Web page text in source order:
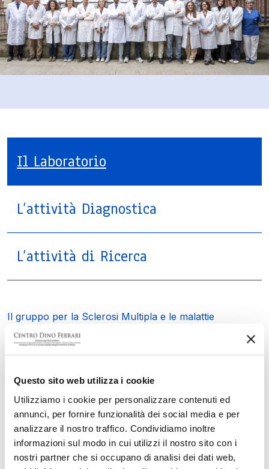
Questo sito web utilizza i cookie
Utilizziamo i cookie per personalizzare contenuti ed
annunci, per fornire funzionalità dei social media e per
analizzare il nostro traffico. Condividiamo inoltre
informazioni sul modo in cui utilizzi il nostro sito con i
nostri partner che si occupano di analisi dei dati web,
Il Laboratorio
L’attività Diagnostica
L’attività di Ricerca
Il gruppo per la Sclerosi Multipla e le malattie
demielinizzanti, attivo dal 1995 presso il
Ferraridell’Università degli Studi di Milano e dell’IRCCS
della diagnosi genetica e molecolare e dello studio dei
meccanismi patogenetici della SM. Con un approccio
integrato tra ricerca e clinica, il laboratorio studia i
fattori genetici, epigenetici e immunologici alla base
della malattia. È coinvolto in trial clinici con farmaci
innovativi e collabora con centri nazionali e
internazionali, partecipando a progetti multidisciplinari e